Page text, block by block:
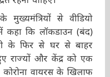
मुख्यमंत्रियों से वीडियो
कि लॉकडाउन (बंद)
के फिर से घर से बाहर
राज्यों और केंद्र को एक
कोरोना वायरस के